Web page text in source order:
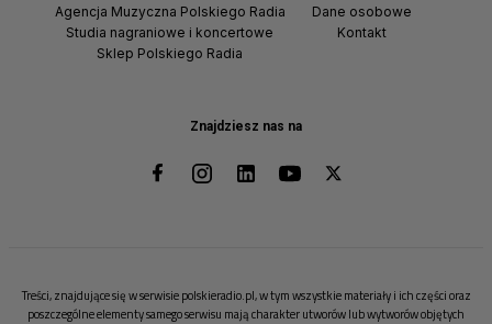
Znajdziesz nas na
Agencja Muzyczna Polskiego Radia
Studia nagraniowe i koncertowe
Sklep Polskiego Radia
Dane osobowe
Kontakt
Treści, znajdujące się w serwisie polskieradio.pl, w tym wszystkie materiały i ich części oraz
poszczególne elementy samego serwisu mają charakter utworów lub wytworów objętych